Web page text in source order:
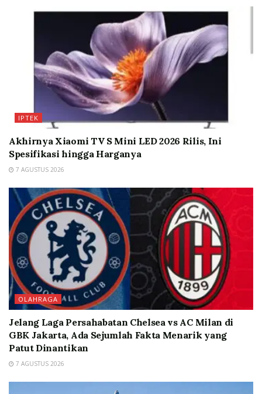
IPTEK
Akhirnya Xiaomi TV S Mini LED 2026 Rilis, Ini
Spesifikasi hingga Harganya
7 AGUSTUS 2026
OLAHRAGA
Jelang Laga Persahabatan Chelsea vs AC Milan di
GBK Jakarta, Ada Sejumlah Fakta Menarik yang
Patut Dinantikan
7 AGUSTUS 2026